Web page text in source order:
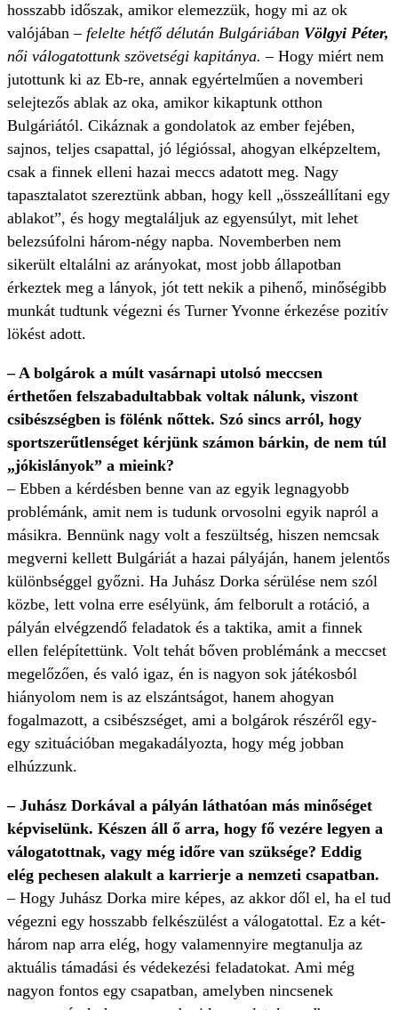
hosszabb időszak, amikor elemezzük, hogy mi az ok
valójában– felelte hétfő délután Bulgáriában Völgyi Péter,
női válogatottunk szövetségi kapitánya. –Hogy miért nem
jutottunk ki az Eb-re, annak egyértelműen a novemberi
selejtezős ablak az oka, amikor kikaptunk otthon
Bulgáriától. Cikáznak a gondolatok az ember fejében,
sajnos, teljes csapattal, jó légióssal, ahogyan elképzeltem,
csak a finnek elleni hazai meccs adatott meg. Nagy
tapasztalatot szereztünk abban, hogy kell „összeállítani egy
ablakot”, és hogy megtaláljuk az egyensúlyt, mit lehet
belezsúfolni három-négy napba. Novemberben nem
sikerült eltalálni az arányokat, most jobb állapotban
érkeztek meg a lányok, jót tett nekik a pihenő, minőségibb
munkát tudtunk végezni és Turner Yvonne érkezése pozitív
lökést adott.
– A bolgárok a múlt vasárnapi utolsó meccsen
érthetően felszabadultabbak voltak nálunk, viszont
csibészségben is fölénk nőttek. Szó sincs arról, hogy
sportszerűtlenséget kérjünk számon bárkin, de nem túl
„jókislányok” a mieink?
– Ebben a kérdésben benne van az egyik legnagyobb
problémánk, amit nem is tudunk orvosolni egyik napról a
másikra. Bennünk nagy volt a feszültség, hiszen nemcsak
megverni kellett Bulgáriát a hazai pályáján, hanem jelentős
különbséggel győzni. Ha Juhász Dorka sérülése nem szól
közbe, lett volna erre esélyünk, ám felborult a rotáció, a
pályán elvégzendő feladatok és a taktika, amit a finnek
ellen felépítettünk. Volt tehát bőven problémánk a meccset
megelőzően, és való igaz, én is nagyon sok játékosból
hiányolom nem is az elszántságot, hanem ahogyan
fogalmazott, a csibészséget, ami a bolgárok részéről egy-
egy szituációban megakadályozta, hogy még jobban
elhúzzunk.
– Juhász Dorkával a pályán láthatóan más minőséget
képviselünk. Készen áll ő arra, hogy fő vezére legyen a
válogatottnak, vagy még időre van szüksége? Eddig
elég pechesen alakult a karrierje a nemzeti csapatban.
– Hogy Juhász Dorka mire képes, az akkor dől el, ha el tud
végezni egy hosszabb felkészülést a válogatottal. Ez a két-
három nap arra elég, hogy valamennyire megtanulja az
aktuális támadási és védekezési feladatokat. Ami még
nagyon fontos egy csapatban, amelyben nincsenek